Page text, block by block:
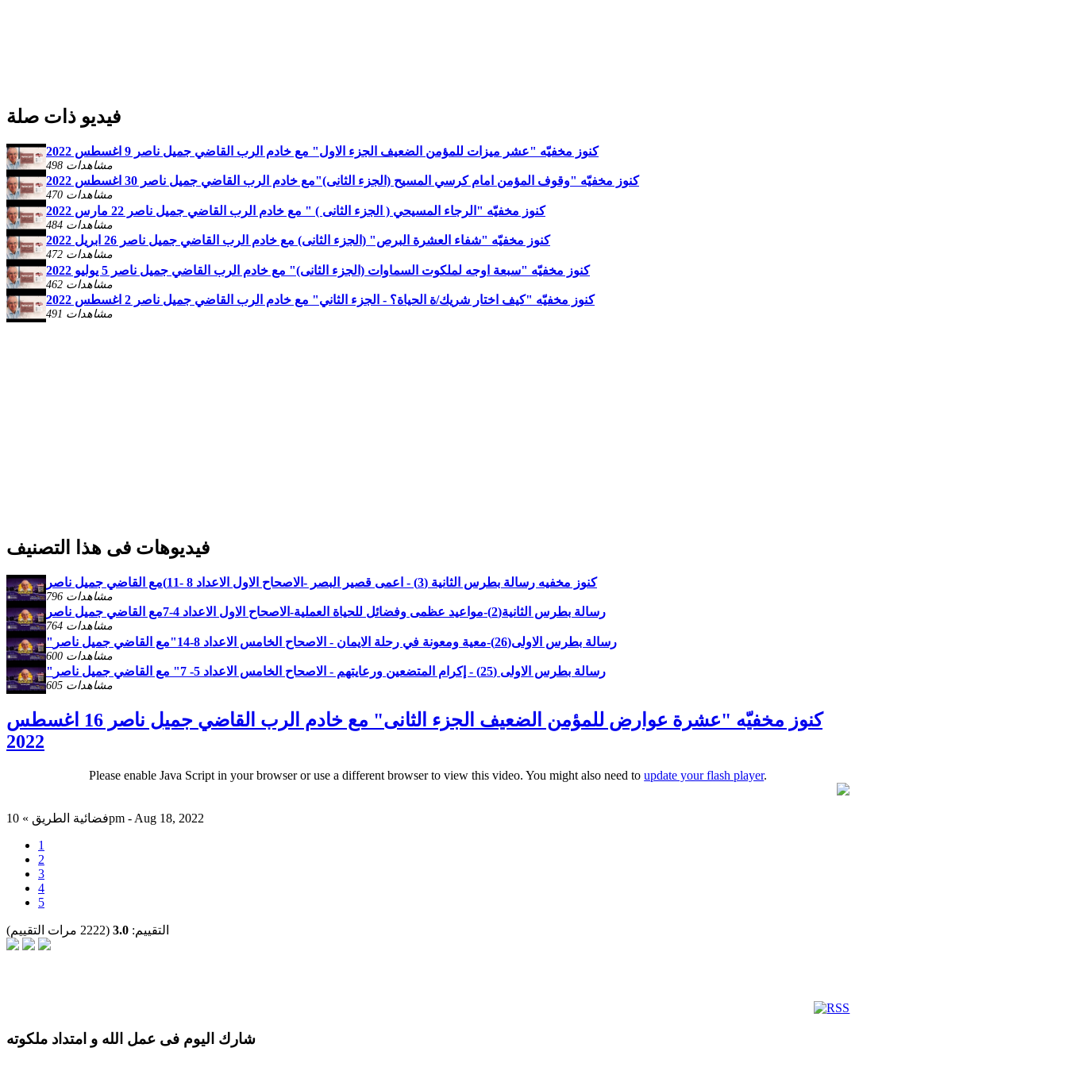
فيديو ذات صلة
كنوز مخفيّه "عشر ميزات للمؤمن الضعيف الجزء الاول" مع خادم الرب القاضي جميل ناصر 9 اغسطس 2022
498 مشاهدات
كنوز مخفيّه "وقوف المؤمن امام كرسي المسيح (الجزء الثانى)"مع خادم الرب القاضي جميل ناصر 30 اغسطس 2022
470 مشاهدات
كنوز مخفيّه "الرجاء المسيحي ( الجزء الثانى ) " مع خادم الرب القاضي جميل ناصر 22 مارس 2022
484 مشاهدات
كنوز مخفيّه "شفاء العشرة البرص" (الجزء الثانى) مع خادم الرب القاضي جميل ناصر 26 ابريل 2022
472 مشاهدات
كنوز مخفيّه "سبعة اوجه لملكوت السماوات (الجزء الثانى)" مع خادم الرب القاضي جميل ناصر 5 يوليو 2022
462 مشاهدات
كنوز مخفيّه "كيف اختار شريك/ة الحياة؟ - الجزء الثاني" مع خادم الرب القاضي جميل ناصر 2 اغسطس 2022
491 مشاهدات
فيديوهات فى هذا التصنيف
كنوز مخفيه رسالة بطرس الثانية (3) - اعمى قصير البصر -الاصحاح الاول الاعداد 8 -11)مع القاضي جميل ناصر
796 مشاهدات
رسالة بطرس الثانية(2)-مواعيد عظمى وفضائل للحياة العملية-الاصحاح الاول الاعداد 4-7مع القاضي جميل ناصر
764 مشاهدات
"رسالة بطرس الاولى(26)-معية ومعونة في رحلة الايمان - الاصحاح الخامس الاعداد 8-14"مع القاضي جميل ناصر
600 مشاهدات
"رسالة بطرس الاولى (25) - إكرام المتضعين ورعايتهم - الاصحاح الخامس الاعداد 5- 7" مع القاضي جميل ناصر
605 مشاهدات
كنوز مخفيّه "عشرة عوارض للمؤمن الضعيف الجزء الثانى" مع خادم الرب القاضي جميل ناصر 16 اغسطس
2022
Please enable Java Script in your browser or use a different browser to view this video. You might also need toupdate your flash player.
فضائية الطريق » 10pm - Aug 18, 2022
1
2
3
4
5
التقييم: 3.0 (2222 مرات التقييم)
شارك اليوم فى عمل الله و امتداد ملكوته